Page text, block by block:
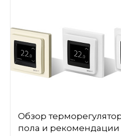
Обзор
пола и рекомендации